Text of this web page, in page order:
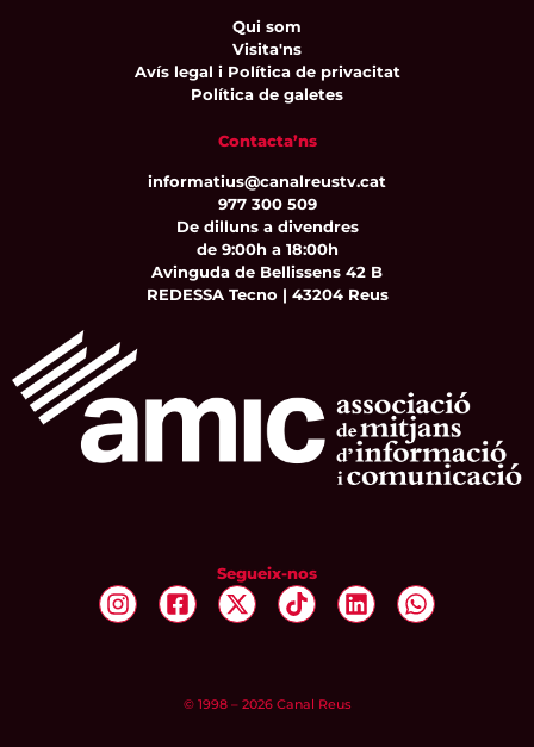
Qui som
Visita'ns
Avís legal i Política de privacitat
Política de galetes
Contacta’ns
informatius@canalreustv.cat
977 300 509
De dilluns a divendres
de 9:00h a 18:00h
Avinguda de Bellissens 42 B
REDESSA Tecno | 43204 Reus
Segueix-nos
© 1998 – 2026 Canal Reus